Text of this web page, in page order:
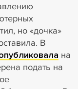
но «дочка»
В
на
подать на